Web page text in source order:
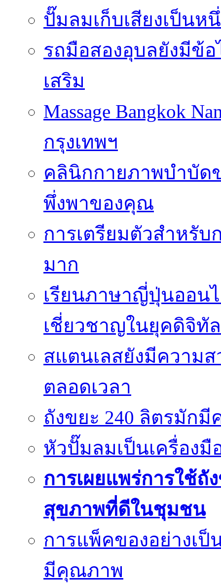
ปั๊มลมเก็บเสียงเป็น
รถมือสองอุบลยังมีข้อ
เสริม
Massage Bangkok
กรุงเทพฯ
คลินิกกายภาพบำบัด
พึ่งพาของคุณ
การเตรียมตัวสำหรั
มาก
เรียนภาษาญี่ปุ่นออน
เชี่ยวชาญในยุคดิจิทัล
สแตนเลสยังมีความ
ตลอดเวลา
ถังขยะ 240 ลิตรมัก
หัวปั๊มลมเป็นเครื่องมื
การเผยแพร่การใช้ถั
สุขภาพที่ดีในชุมชน
การแพ็คของอย่างเ
มีคุณภาพ